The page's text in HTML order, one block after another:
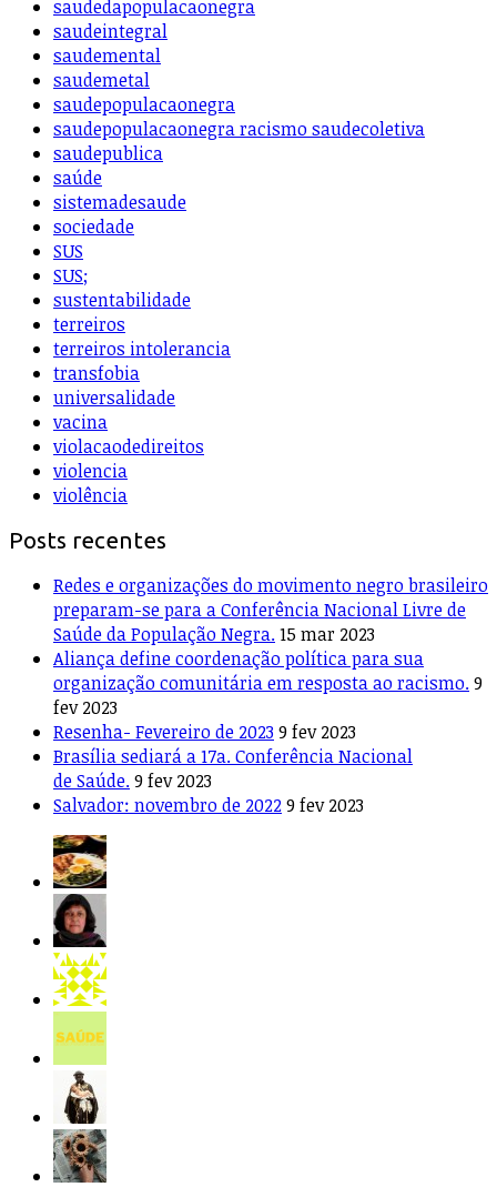
saudedapopulacaonegra
saudeintegral
saudemental
saudemetal
saudepopulacaonegra
saudepopulacaonegra racismo saudecoletiva
saudepublica
saúde
sistemadesaude
sociedade
SUS
SUS;
sustentabilidade
terreiros
terreiros intolerancia
transfobia
universalidade
vacina
violacaodedireitos
violencia
violência
Posts recentes
Redes e organizações do movimento negro brasileiro
preparam-se para a Conferência Nacional Livre de
Saúde da População Negra.15 mar 2023
Aliança define coordenação política para sua
organização comunitária em resposta ao racismo.9
fev 2023
Resenha- Fevereiro de 2023 9 fev 2023
Brasília sediará a 17a. Conferência Nacional
de Saúde.9 fev 2023
Salvador: novembro de 20229 fev 2023